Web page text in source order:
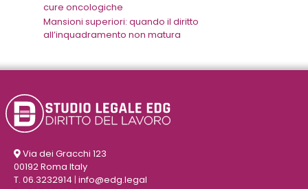
cure oncologiche
Mansioni superiori: quando il diritto
all’inquadramento non matura
Via dei Gracchi 123
00192 Roma Italy
T. 06.3232914 | info@edg.legal